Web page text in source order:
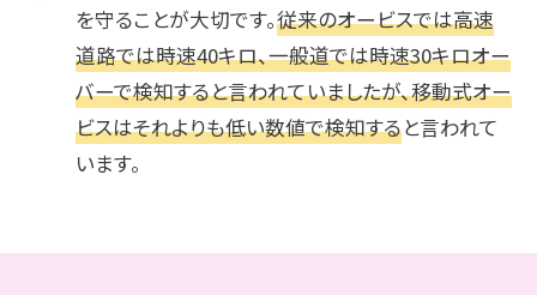
を守ることが大切です。従来のオービスでは高速
道路では時速40キロ、一般道では時速30キロオー
バーで検知すると言われていましたが、移動式オー
ビスはそれよりも低い数値で検知すると言われて
います。